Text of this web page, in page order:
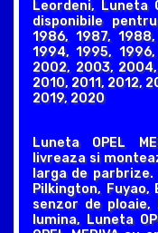
Leordeni, Luneta
disponibile
1986, 1987,
1994, 1995,
2002, 2003,
2010, 2011, 2012,
2019, 2020
Luneta OPEL
livreaza si
larga de parbrize.
Pilkington, Fuyao,
senzor de ploaie,
lumina, Luneta